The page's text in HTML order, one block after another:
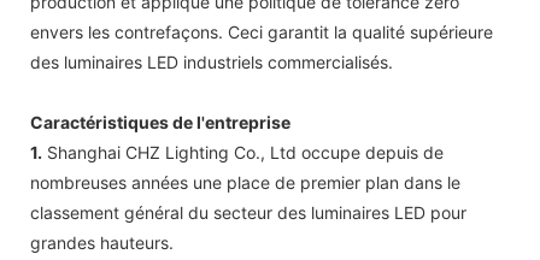
envers les contrefaçons. Ceci garantit la qualité supérieure
des luminaires LED industriels commercialisés.
Caractéristiques de l'entreprise
1. Shanghai CHZ Lighting Co., Ltd occupe depuis de
nombreuses années une place de premier plan dans le
classement général du secteur des luminaires LED pour
grandes hauteurs.